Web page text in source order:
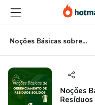
para
conteúdo
principal
para
pagamento
para
rodapé
Noções Básicas sobre Gerenciamento de Resíduos Sólidos
Noções